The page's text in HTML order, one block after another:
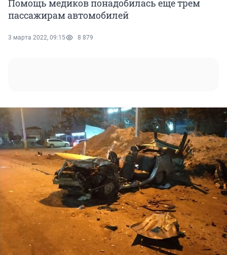
Помощь медиков понадобилась еще трем
пассажирам автомобилей
3 марта 2022, 09:15 8 879